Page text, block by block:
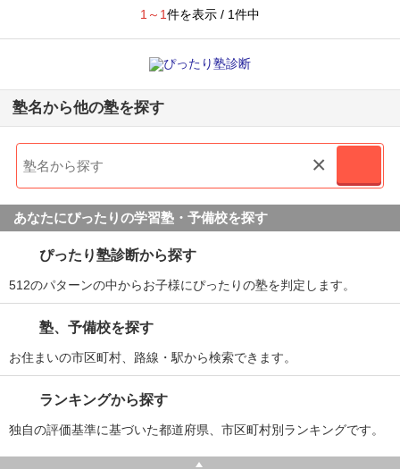
1～1件を表示 / 1件中
塾名から他の塾を探す
×
あなたにぴったりの学習塾・予備校を探す
ぴったり塾診断から探す
512のパターンの中からお子様にぴったりの塾を判定します。
塾、予備校を探す
お住まいの市区町村、路線・駅から検索できます。
ランキングから探す
独自の評価基準に基づいた都道府県、市区町村別ランキングです。